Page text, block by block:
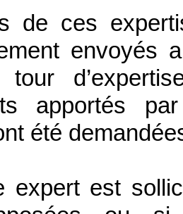
de ces
envoyés
apportés
été
expert est